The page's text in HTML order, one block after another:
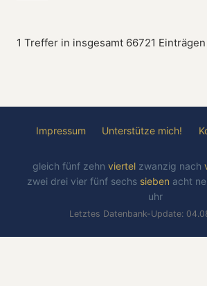
1 Treffer in insgesamt 66721
Impressum Unterstütze mich!
gleich fünf zehn viertel zwanzig nach
zwei drei vier fünf sechs sieben acht
uhr
Letztes Datenbank-Update: